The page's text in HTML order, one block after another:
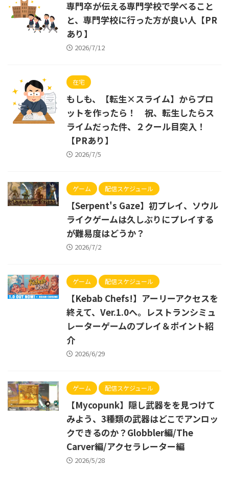
専門卒が伝える専門学校で学べること
と、専門学校に行った方が良い人【PR
あり】
2026/7/12
在宅
もしも、【転生×スライム】からプロ
ットを作ったら！ 祝、転生したらス
ライムだった件、２クール目突入！
【PRあり】
2026/7/5
ゲーム 配信スケジュール
【Serpent's Gaze】初プレイ、ソウル
ライクゲームは久しぶりにプレイする
が難易度はどうか？
2026/7/2
ゲーム 配信スケジュール
【Kebab Chefs!】アーリーアクセスを
終えて、Ver.1.0へ。レストランシミュ
レーターゲームのプレイ＆ポイント紹
介
2026/6/29
ゲーム 配信スケジュール
【Mycopunk】隠し武器をを見つけて
みよう、3種類の武器はどこでアンロッ
クできるのか？Globbler編/The
Carver編/アクセラレーター編
2026/5/28